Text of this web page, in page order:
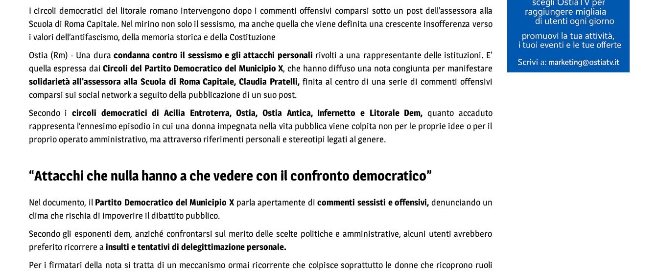
I circoli democratici del litorale romano intervengono dopo i commenti offensivi comparsi sotto un post dell’assessora alla
Scuola di Roma Capitale. Nel mirino non solo il sessismo, ma anche quella che viene definita una crescente insofferenza verso
i valori dell’antifascismo, della memoria storica e della Costituzione
Ostia (Rm) - Una dura condanna contro il sessismo e gli attacchi personali rivolti a una rappresentante delle istituzioni. E'
quella espressa daiCircoli del Partito Democratico del Municipio X, che hanno diffuso una nota congiunta per manifestare
solidarietà all’assessora alla Scuola di Roma Capitale, Claudia Pratelli, finita al centro di una serie di commenti offensivi
comparsi sui social network a seguito della pubblicazione di un suo post.
Secondo i circoli democratici di Acilia Entroterra, Ostia, Ostia Antica, Infernetto e Litorale Dem, quanto accaduto
rappresenta l’ennesimo episodio in cui una donna impegnata nella vita pubblica viene colpita non per le proprie idee o per il
proprio operato amministrativo, ma attraverso riferimenti personali e stereotipi legati al genere.
“Attacchi che nulla hanno a che vedere con il confronto democratico”
Nel documento, il Partito Democratico del Municipio Xparla apertamente di commenti sessisti e offensivi, denunciando un
clima che rischia di impoverire il dibattito pubblico.
Secondo gli esponenti dem, anziché confrontarsi sul merito delle scelte politiche e amministrative, alcuni utenti avrebbero
preferito ricorrere a insulti e tentativi di delegittimazione personale.
Per i firmatari della nota si tratta di un meccanismo ormai ricorrente che colpisce soprattutto le donne che ricoprono ruoli